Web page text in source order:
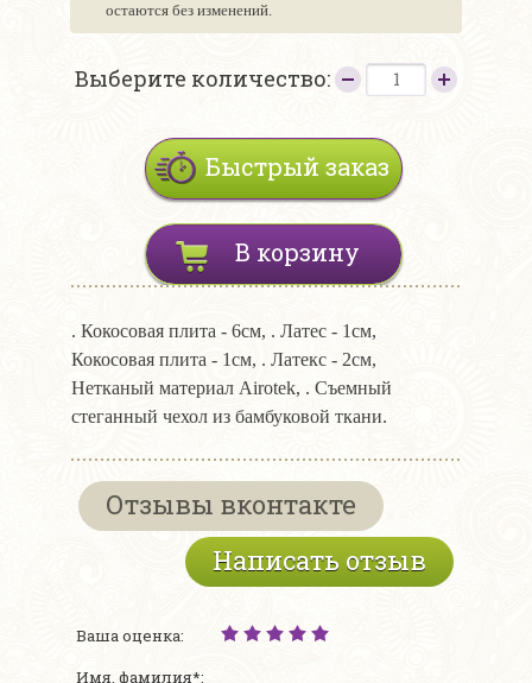
остаются без изменений.
Выберите количество:
Быстрый заказ
В корзину
. Кокосовая плита - 6см, . Латес - 1см,
Кокосовая плита - 1см, . Латекс - 2см,
Нетканый материал Airotek, . Съемный
стеганный чехол из бамбуковой ткани.
Отзывы вконтакте
Написать отзыв
Ваша оценка:
Имя, фамилия*: